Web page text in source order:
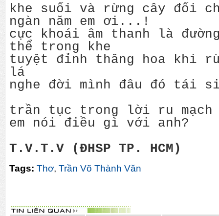
khe suối và rừng cây đối
ngàn năm em ơi...!
cực khoái âm thanh là
thể trong khe
tuyệt đỉnh thăng hoa khi
lá
nghe đời mình đâu đó tái
trần tục trong lời ru mạch
em nói điều gì với anh?
T.V.T.V (ĐHSP TP. HCM)
Tags: Thơ, Trần Võ Thành Văn